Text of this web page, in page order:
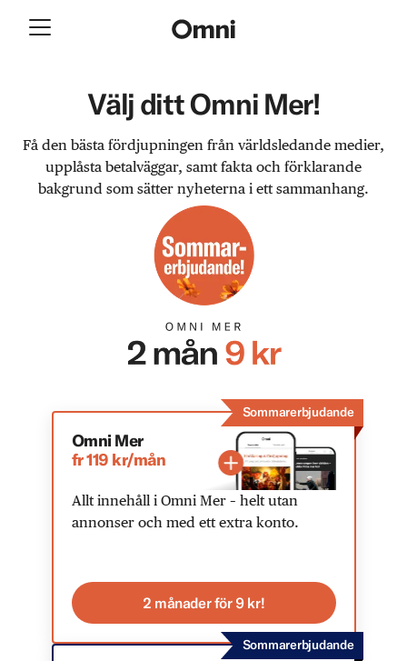
Välj ditt Omni Mer!
Få den bästa fördjupningen från världsledande medier,
upplåsta betalväggar, samt fakta och förklarande
bakgrund som sätter nyheterna i ett sammanhang.
Sommarerbjudande
Omni Mer
fr 119 kr/mån
Allt innehåll i Omni Mer – helt utan
annonser och med ett extra konto.
2 månader för 9 kr!
Sommarerbjudande